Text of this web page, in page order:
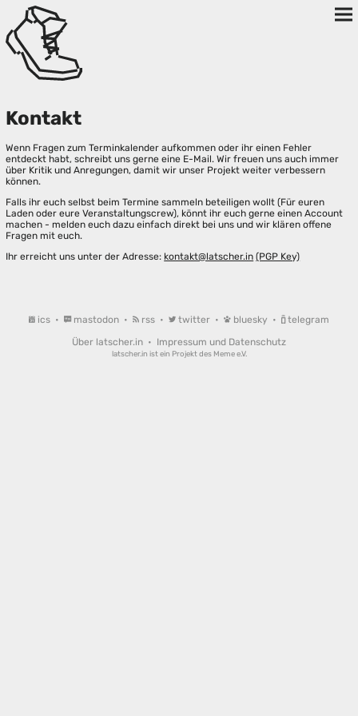
Kontakt
Wenn Fragen zum Terminkalender aufkommen oder ihr einen Fehler
entdeckt habt, schreibt uns gerne eine E-Mail. Wir freuen uns auch immer
über Kritik und Anregungen, damit wir unser Projekt weiter verbessern
können.
Falls ihr euch selbst beim Termine sammeln beteiligen wollt (Für euren
Laden oder eure Veranstaltungscrew), könnt ihr euch gerne einen Account
machen - melden euch dazu einfach direkt bei uns und wir klären offene
Fragen mit euch.
Ihr erreicht uns unter der Adresse: kontakt@latscher.in (PGP Key)
ics • mastodon • rss • twitter • bluesky •
telegram
Über latscher.in • Impressum und Datenschutz
latscher.in ist ein Projekt des Meme e.V.